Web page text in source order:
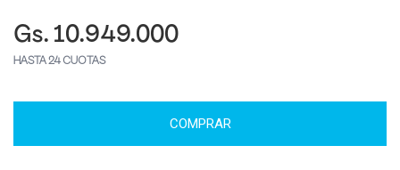
Gs. 10.949.000
HASTA 24 CUOTAS
COMPRAR